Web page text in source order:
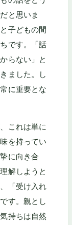
と思いま
子どもの間
です。「話
らない」と
ました。し
に重要とな
これは単に
を持ってい
に向き合
解しようと
「受け入れ
す。親とし
持ちは自然